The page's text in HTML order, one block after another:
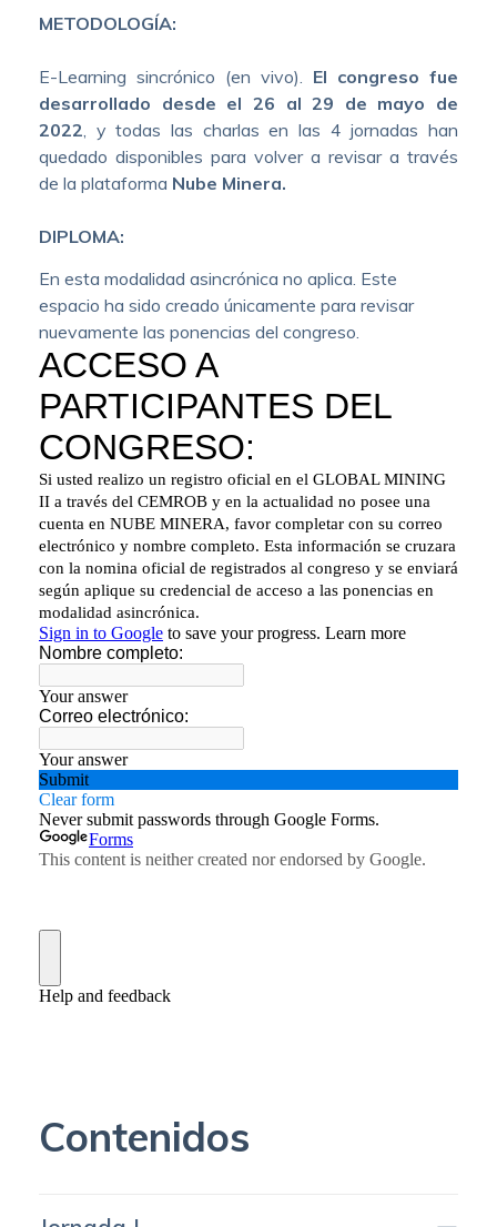
METODOLOGÍA:
E-Learning sincrónico (en vivo). El congreso fue
desarrollado desde el 26 al 29 de mayo de
2022, y todas las charlas en las 4 jornadas han
quedado disponibles para volver a revisar a través
de la plataforma Nube Minera.
DIPLOMA:
En esta modalidad asincrónica no aplica. Este
espacio ha sido creado únicamente para revisar
nuevamente las ponencias del congreso.
Contenidos